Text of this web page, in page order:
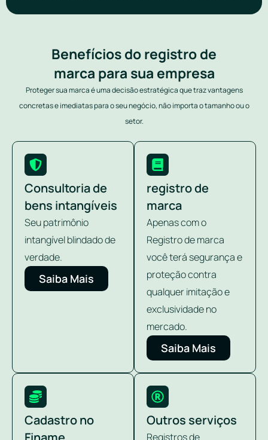
Benefícios do registro de
marca para sua empresa
Proteger sua marca é uma decisão estratégica que traz vantagens
concretas e imediatas para o seu negócio, não importa o tamanho ou o
setor.
Consultoria de
bens intangíveis
Seu patrimônio
intangível blindado de
verdade.
Saiba Mais
registro de
marca
Apenas com o
Registro de marca
você terá segurança e
proteção contra
qualquer imitação e
exclusividade no
mercado.
Saiba Mais
Cadastro no
Outros serviços
Registros de